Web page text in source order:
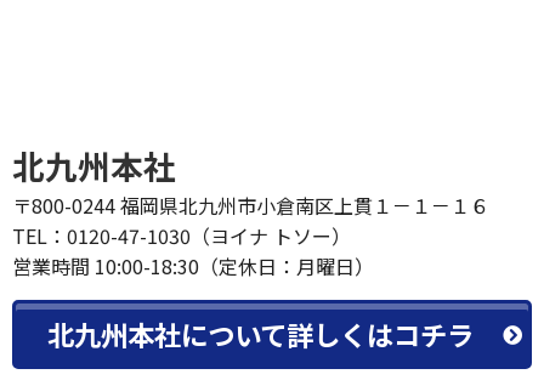
北九州本社
〒800-0244 福岡県北九州市小倉南区上貫１－１－１６
TEL：0120-47-1030（ヨイナ トソー）
営業時間 10:00-18:30（定休日：月曜日）
北九州本社について詳しくはコチラ